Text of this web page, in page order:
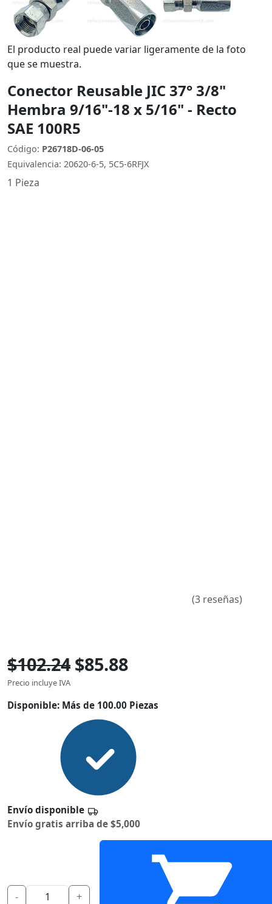
El producto real puede variar ligeramente de la foto
que se muestra.
Conector Reusable JIC 37° 3/8"
Hembra 9/16"-18 x 5/16" - Recto
SAE 100R5
Código: P26718D-06-05
Equivalencia: 20620-6-5, 5C5-6RFJX
1 Pieza
(3 reseñas)
$102.24 $85.88
Precio incluye IVA
Disponible: Más de 100.00 Piezas
Envío disponible
Envío gratis arriba de $5,000
- +